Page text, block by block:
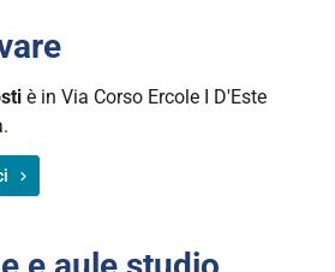
è in Via Corso Ercole I D'Este